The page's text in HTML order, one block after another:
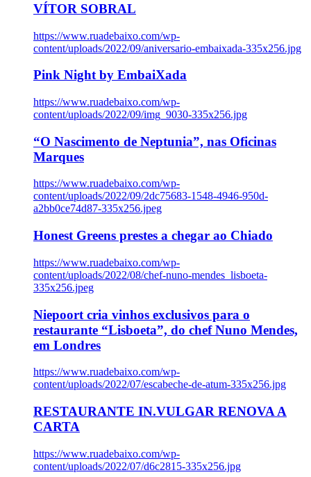
VÍTOR SOBRAL
https://www.ruadebaixo.com/wp-
content/uploads/2022/09/aniversario-embaixada-335x256.jpg
Pink Night by EmbaiXada
https://www.ruadebaixo.com/wp-
content/uploads/2022/09/img_9030-335x256.jpg
“O Nascimento de Neptunia”, nas Oficinas
Marques
https://www.ruadebaixo.com/wp-
content/uploads/2022/09/2dc75683-1548-4946-950d-
a2bb0ce74d87-335x256.jpeg
Honest Greens prestes a chegar ao Chiado
https://www.ruadebaixo.com/wp-
content/uploads/2022/08/chef-nuno-mendes_lisboeta-
335x256.jpeg
Niepoort cria vinhos exclusivos para o
restaurante “Lisboeta”, do chef Nuno Mendes,
em Londres
https://www.ruadebaixo.com/wp-
content/uploads/2022/07/escabeche-de-atum-335x256.jpg
RESTAURANTE IN.VULGAR RENOVA A
CARTA
https://www.ruadebaixo.com/wp-
content/uploads/2022/07/d6c2815-335x256.jpg